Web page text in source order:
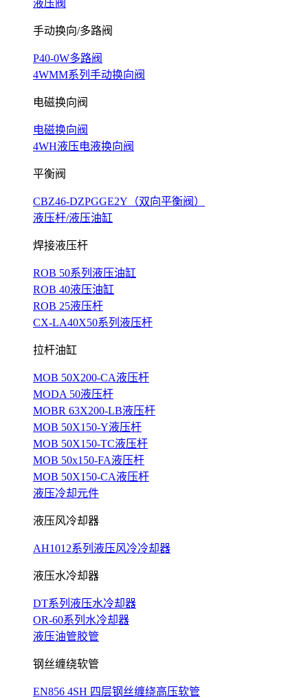
液压阀
手动换向/多路阀
P40-0W多路阀
4WMM系列手动换向阀
电磁换向阀
电磁换向阀
4WH液压电液换向阀
平衡阀
CBZ46-DZPGGE2Y（双向平衡阀）
液压杆/液压油缸
焊接液压杆
ROB 50系列液压油缸
ROB 40液压油缸
ROB 25液压杆
CX-LA40X50系列液压杆
拉杆油缸
MOB 50X200-CA液压杆
MODA 50液压杆
MOBR 63X200-LB液压杆
MOB 50X150-Y液压杆
MOB 50X150-TC液压杆
MOB 50x150-FA液压杆
MOB 50X150-CA液压杆
液压冷却元件
液压风冷却器
AH1012系列液压风冷冷却器
液压水冷却器
DT系列液压水冷却器
OR-60系列水冷却器
液压油管胶管
钢丝缠绕软管
EN856 4SH 四层钢丝缠绕高压软管